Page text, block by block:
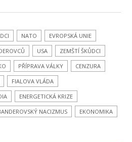
NATO
EVROPSKÁ UNIE
USA
ZEMŠTÍ ŠKŮDCI
PŘÍPRAVA VÁLKY
CENZURA
FIALOVA VLÁDA
ENERGETICKÁ KRIZE
NACIZMUS EKONOMIKA